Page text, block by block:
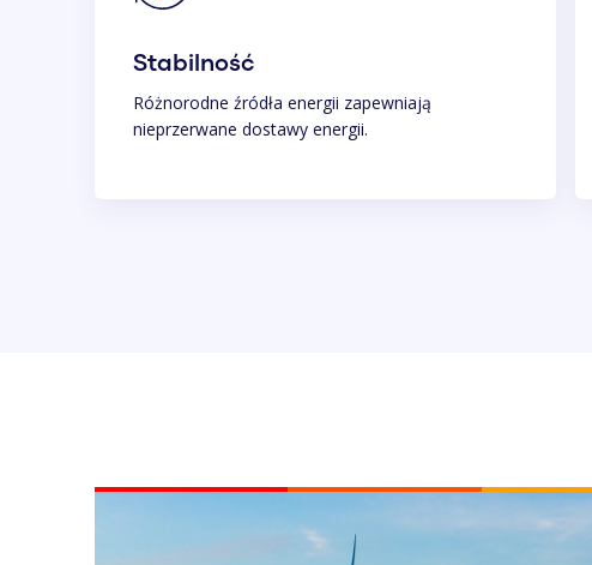
Stabilność
Różnorodne źródła energii zapewniają
nieprzerwane dostawy energii.